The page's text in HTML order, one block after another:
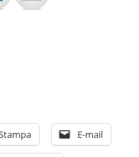
E-mail